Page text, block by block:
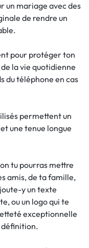
un mariage avec des
de rendre un
pour protéger ton
la vie quotidienne
du téléphone en cas
permettent un
une tenue longue
tu pourras mettre
amis, de ta famille,
y un texte
ou un logo qui te
exceptionnelle
définition.